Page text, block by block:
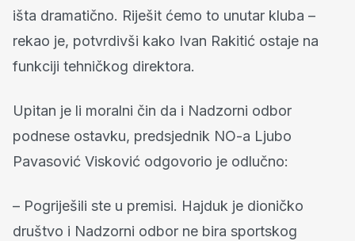
išta dramatično. Riješit ćemo to unutar kluba –
rekao je, potvrdivši kako Ivan Rakitić ostaje na
funkciji tehničkog direktora.
Upitan je li moralni čin da i Nadzorni odbor
podnese ostavku, predsjednik NO-a Ljubo
Pavasović Visković odgovorio je odlučno:
– Pogriješili ste u premisi. Hajduk je dioničko
društvo i Nadzorni odbor ne bira sportskog